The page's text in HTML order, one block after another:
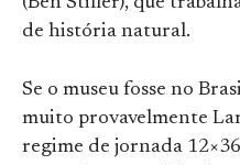
de história natural.
Se o museu fosse no
muito provavelmente
regime de jornada